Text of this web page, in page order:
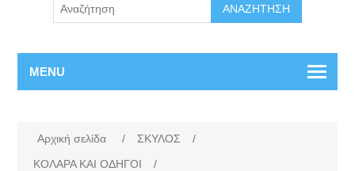
ΑΝΑΖΉΤΗΣΗ
MENU
Αρχική σελίδα / ΣΚΥΛΟΣ
/
ΚΟΛΑΡΑ ΚΑΙ ΟΔΗΓΟΙ
/